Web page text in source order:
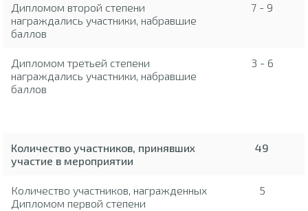
Дипломом второй степени
награждались участники, набравшие
баллов
7 - 9
Дипломом третьей степени
награждались участники, набравшие
баллов
3 - 6
Количество участников, принявших
участие в мероприятии
49
Количество участников, награжденных
Дипломом первой степени
5